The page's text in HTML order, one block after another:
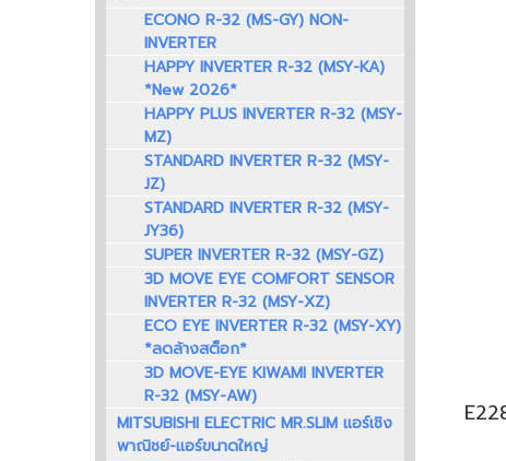
ECONO R-32 (MS-GY) NON-
INVERTER
HAPPY INVERTER R-32 (MSY-KA)
*New 2026*
HAPPY PLUS INVERTER R-32 (MSY-
MZ)
STANDARD INVERTER R-32 (MSY-
JZ)
STANDARD INVERTER R-32 (MSY-
JY36)
SUPER INVERTER R-32 (MSY-GZ)
3D MOVE EYE COMFORT SENSOR
INVERTER R-32 (MSY-XZ)
ECO EYE INVERTER R-32 (MSY-XY)
*ลดล้างสต็อก*
3D MOVE-EYE KIWAMI INVERTER
R-32 (MSY-AW)
MITSUBISHI ELECTRIC MR.SLIM แอร์เชิง
พาณิชย์-แอร์ขนาดใหญ่